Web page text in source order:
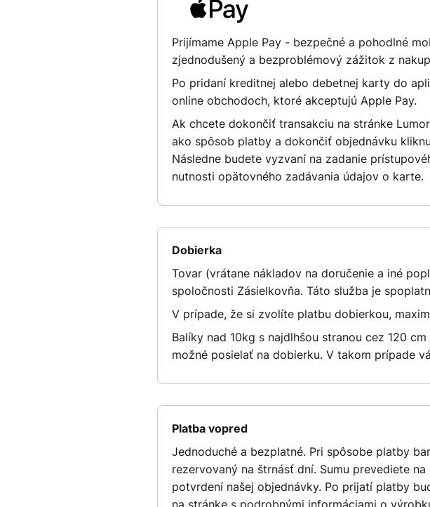
Prijímame Apple Pay - bezpečné a pohodlné
zjednodušený a bezproblémový zážitok z
Po pridaní kreditnej alebo debetnej karty do
online obchodoch, ktoré akceptujú Apple Pay.
Ak chcete dokončiť transakciu na stránke
ako spôsob platby a dokončiť objednávku
Následne budete vyzvaní na zadanie
nutnosti opätovného zadávania údajov o karte.
Dobierka
Tovar (vrátane nákladov na doručenie a iné
spoločnosti Zásielkovňa. Táto služba je
V prípade, že si zvolíte platbu dobierkou,
Balíky nad 10kg s najdlhšou stranou cez 120
možné posielať na dobierku. V takom prípade
Platba vopred
Jednoduché a bezplatné. Pri spôsobe platby
rezervovaný na štrnásť dní. Sumu prevediete
potvrdení našej objednávky. Po prijatí platby